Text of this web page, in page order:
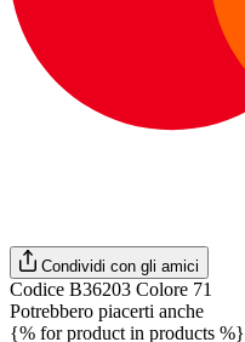
Condividi con gli amici
Codice B36203 Colore 71
Potrebbero piacerti anche
{% for product in products %}